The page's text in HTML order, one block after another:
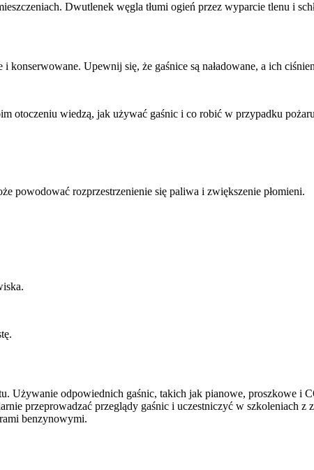
Dwutlenek węgla tłumi ogień przez wyparcie tlenu i
Upewnij się, że gaśnice są naładowane, a ich
otoczeniu wiedzą, jak używać gaśnic i co robić w przypadku
powodować rozprzestrzenienie się paliwa i zwiększenie płomieni.
Używanie odpowiednich gaśnic, takich jak pianowe, proszkowe i
przeprowadzać przeglądy gaśnic i uczestniczyć w szkoleniach
benzynowymi.